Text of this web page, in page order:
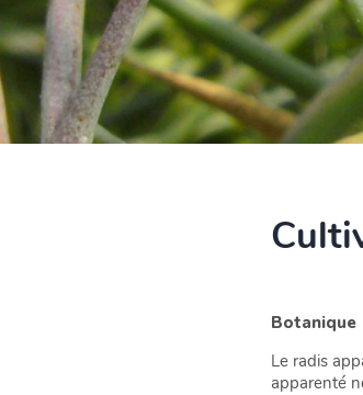
Botanique
Le radis
apparenté